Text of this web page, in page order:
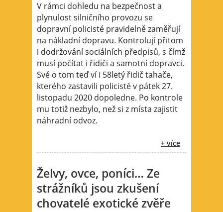
V rámci dohledu na bezpečnost a
plynulost silničního provozu se
dopravní policisté pravidelně zaměřují
na nákladní dopravu. Kontrolují přitom
i dodržování sociálních předpisů, s čímž
musí počítat i řidiči a samotní dopravci.
Své o tom teď ví i 58letý řidič tahače,
kterého zastavili policisté v pátek 27.
listopadu 2020 dopoledne. Po kontrole
mu totiž nezbylo, než si z místa zajistit
náhradní odvoz.
+ více
Želvy, ovce, poníci… Ze
strážníků jsou zkušení
chovatelé exotické zvěře